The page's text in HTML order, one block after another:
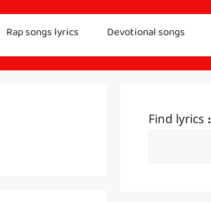
Rap songs lyrics Devotional songs
Find lyrics :